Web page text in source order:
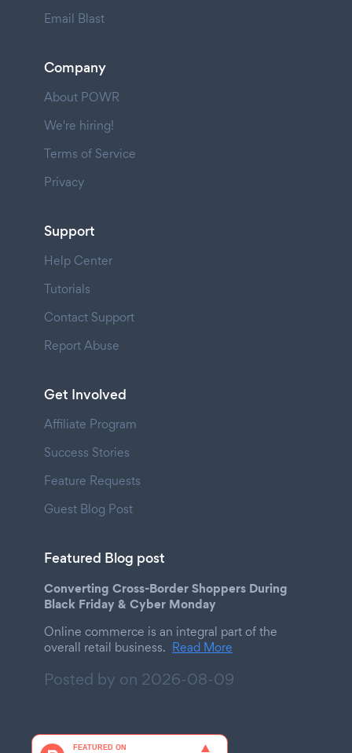
Email Blast
Company
About POWR
We're hiring!
Terms of Service
Privacy
Support
Help Center
Tutorials
Contact Support
Report Abuse
Get Involved
Affiliate Program
Success Stories
Feature Requests
Guest Blog Post
Featured Blog post
Converting Cross-Border Shoppers During
Black Friday & Cyber Monday
Online commerce is an integral part of the
overall retail business. Read More
Posted by on 2026-08-09